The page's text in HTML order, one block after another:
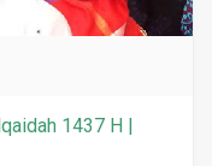
1437 H |